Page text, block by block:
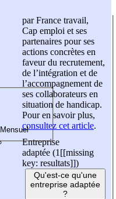
par France travail,
Cap emploi et ses
partenaires pour ses
actions concrètes en
faveur du recrutement,
de l’intégration et de
l’accompagnement de
ses collaborateurs en
situation de handicap.
Pour en savoir plus,
consultez cet article.
Entreprise
adaptée (1 [[missing
key: resultats]])
Qu'est-ce qu'une
entreprise adaptée
?